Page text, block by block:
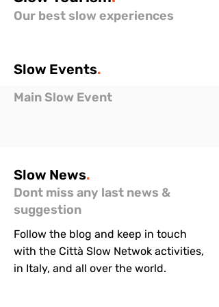
Our best slow experiences
Slow Events.
Main Slow Event
Slow News.
Dont miss any last news &
suggestion
Follow the blog and keep in touch
with the Città Slow Netwok activities,
in Italy, and all over the world.